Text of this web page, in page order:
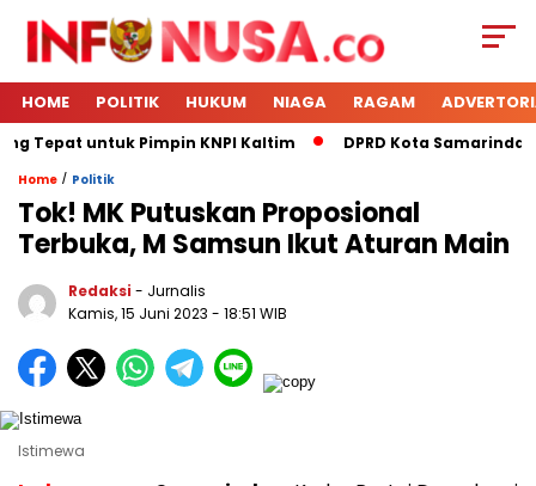
HOME POLITIK HUKUM NIAGA RAGAM
Tepat untuk Pimpin KNPI Kaltim DPRD Kota Samarinda
Home / Politik
Tok! MK Putuskan Proposional
Terbuka, M Samsun Ikut Aturan Main
Redaksi - Jurnalis
Kamis, 15 Juni 2023 - 18:51 WIB
Istimewa